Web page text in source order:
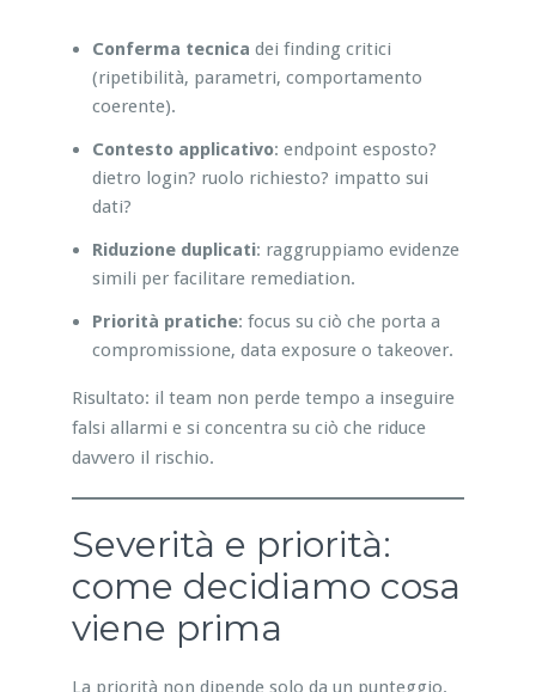
Conferma tecnica dei finding critici
(ripetibilità, parametri, comportamento
coerente).
Contesto applicativo: endpoint esposto?
dietro login? ruolo richiesto? impatto sui
dati?
Riduzione duplicati: raggruppiamo evidenze
simili per facilitare remediation.
Priorità pratiche: focus su ciò che porta a
compromissione, data exposure o takeover.
Risultato: il team non perde tempo a inseguire
falsi allarmi e si concentra su ciò che riduce
davvero il rischio.
Severità e priorità:
come decidiamo cosa
viene prima
La priorità non dipende solo da un punteggio.